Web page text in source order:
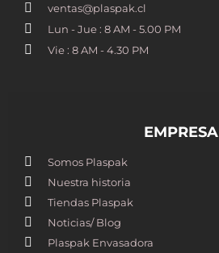
ventas@plaspak.cl
Lun - Jue : 8 AM - 5.00 PM
Vie : 8 AM - 4.30 PM
EMPRESA
Somos Plaspak
Nuestra historia
Tiendas Plaspak
Noticias/ Blog
Plaspak Envasadora